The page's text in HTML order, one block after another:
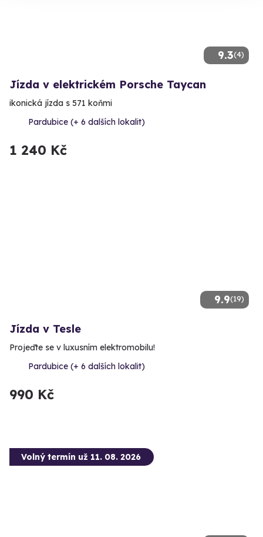
9.3(4)
Jízda v elektrickém Porsche Taycan
ikonická jízda s 571 koňmi
Pardubice (+ 6 dalších lokalit)
1 240 Kč
9.9(19)
Jízda v Tesle
Projeďte se v luxusním elektromobilu!
Pardubice (+ 6 dalších lokalit)
990 Kč
Volný termín už 11. 08. 2026